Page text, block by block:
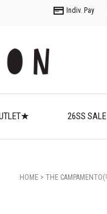
Indiv. Pay
26SS SALE
HOME > THE